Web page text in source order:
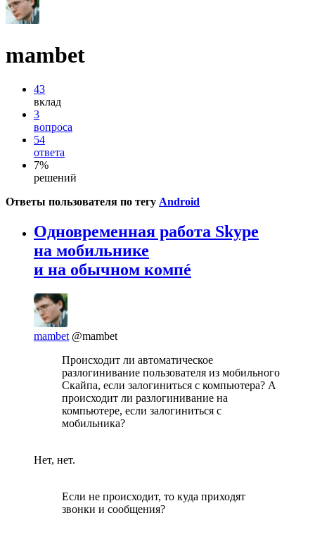
mambet
43
вклад
3
вопроса
54
ответа
7%
решений
Ответы пользователя по тегу Android
Одновременная работа Skype
на мобильнике
и на обычном компé
mambet @mambet
Происходит ли автоматическое
разлогинивание пользователя из мобильного
Скайпа, если залогиниться с компьютера? А
происходит ли разлогинивание на
компьютере, если залогиниться с
мобильника?
Нет, нет.
Если не происходит, то куда приходят
звонки и сообщения?